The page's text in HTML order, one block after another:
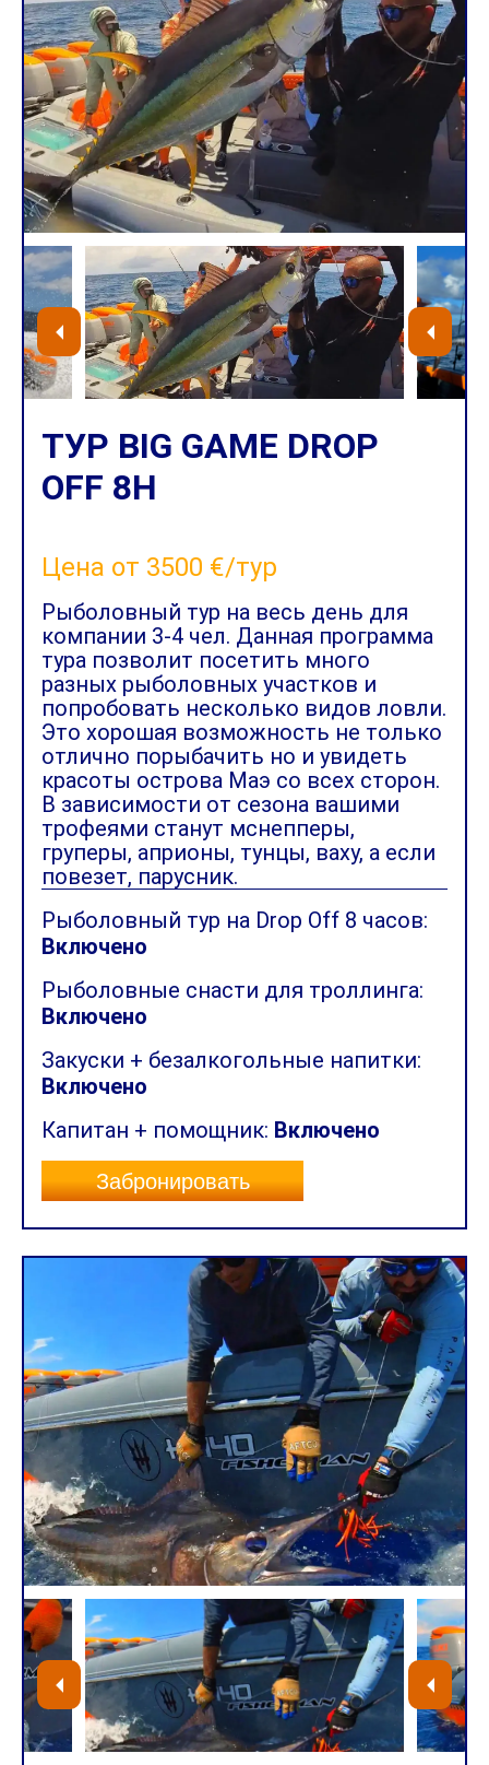
ТУР BIG GAME DROP
OFF 8H
Цена от 3500 €/тур
Рыболовный тур на весь день для
компании 3-4 чел. Данная программа
тура позволит посетить много
разных рыболовных участков и
попробовать несколько видов ловли.
Это хорошая возможность не только
отлично порыбачить но и увидеть
красоты острова Маэ со всех сторон.
В зависимости от сезона вашими
трофеями станут мснепперы,
груперы, априоны, тунцы, ваху, а если
повезет, парусник.
Рыболовный тур на Drop Off 8 часов:
Включено
Рыболовные снасти для троллинга:
Включено
Закуски + безалкогольные напитки:
Включено
Капитан + помощник: Включено
Забронировать